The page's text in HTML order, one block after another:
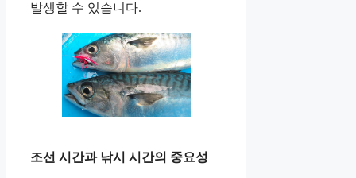
발생할 수 있습니다.
조선 시간과 낚시 시간의 중요성